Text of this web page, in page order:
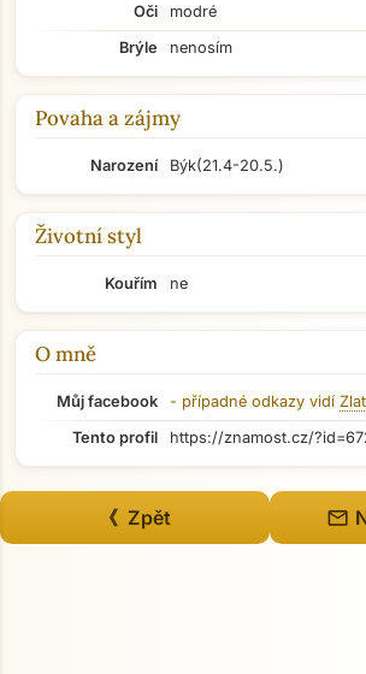
Oči
modré
Brýle
nenosím
Povaha a zájmy
Narození Býk(21.4-20.5.)
Životní styl
Kouřím ne
O mně
Můj facebook - případné odkazy vidí
Tento profil
https://znamost.cz/
《 Zpět mail